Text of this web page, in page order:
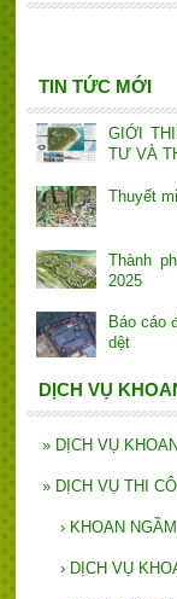
TIN TỨC MỚI
GIỚI
TƯ VÀ
Thuyết
Thành
2025
Báo cáo
dệt
DỊCH VỤ
» DỊCH VỤ
» DỊCH VỤ THI
› KHOAN NGẦM
› DỊCH VỤ